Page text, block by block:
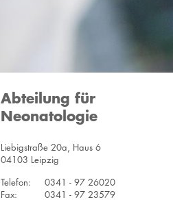
Abteilung für
Neonatologie
Liebigstraße 20a, Haus 6
04103 Leipzig
Telefon:
0341 - 97 26020
Fax:
0341 - 97 23579